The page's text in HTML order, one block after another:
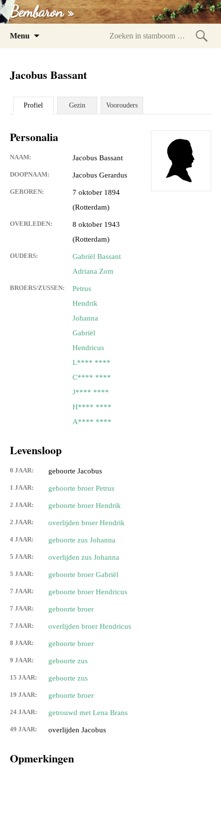
Bembaron »
Menu
Jacobus Bassant
Profiel Gezin Voorouders
Personalia
NAAM: Jacobus Bassant
DOOPNAAM: Jacobus Gerardus
GEBOREN:
7 oktober 1894
(Rotterdam)
OVERLEDEN:
8 oktober 1943
(Rotterdam)
OUDERS:
Gabriël Bassant
Adriana Zom
BROERS/ZUSSEN:
Petrus
Hendrik
Johanna
Gabriël
Hendricus
L**** ****
C**** ****
J**** ****
H**** ****
A**** ****
Levensloop
0 JAAR: geboorte Jacobus
1 JAAR: geboorte broer Petrus
2 JAAR: geboorte broer Hendrik
2 JAAR: overlijden broer Hendrik
4 JAAR: geboorte zus Johanna
5 JAAR: overlijden zus Johanna
5 JAAR: geboorte broer Gabriël
7 JAAR: geboorte broer Hendricus
7 JAAR: geboorte broer
7 JAAR: overlijden broer Hendricus
8 JAAR: geboorte broer
9 JAAR: geboorte zus
15 JAAR: geboorte zus
19 JAAR: geboorte broer
24 JAAR: getrouwd met Lena Brans
49 JAAR: overlijden Jacobus
Opmerkingen